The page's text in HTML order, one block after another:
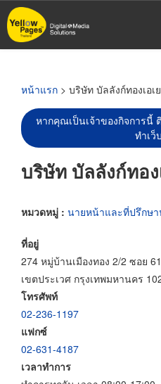
ข้าม
ไป
หน้าแรก > บริษัท บัลลังก์ทองเอ
หากคุณเป็นเจ้าของกิจการนี้
ทำเว็
บริษัท บัลลังก์ทอ
หมวดหมู่ : นายหน้าและที่ปรึกษ
ที่อยู่
274 หมู่บ้านเมืองทอง 2/2 ซอย
เขตประเวศ กรุงเทพมหานคร
โทรศัพท์
02-236-1197
แฟกซ์
02-631-4187
เวลาทำการ